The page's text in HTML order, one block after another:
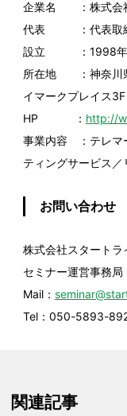
企業名 ：株式会社
代表 ：代表取締
設立 ：1998年
所在地 ：神奈川
イマークプレイス3F
HP ： http://
事業内容 ：テレマ
ティングサービス／
お問い合わせ
株式会社スタートラ
セミナー運営事務局
Mail：
Tel：050-5893-
関連記事